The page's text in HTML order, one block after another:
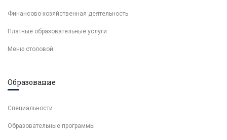
Финансово-хозяйственная деятельность
Платные образовательные услуги
Меню столовой
Образование
Специальности
Образовательные программы